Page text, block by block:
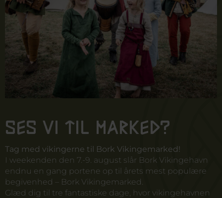
Ses vi til marked?
Tag med vikingerne til Bork Vikingemarked!
I weekenden den 7.-9. august slår Bork Vikingehavn
endnu en gang portene op til årets mest populære
begivenhed – Bork Vikingemarked.
Glæd dig til tre fantastiske dage, hvor vikingehavnen